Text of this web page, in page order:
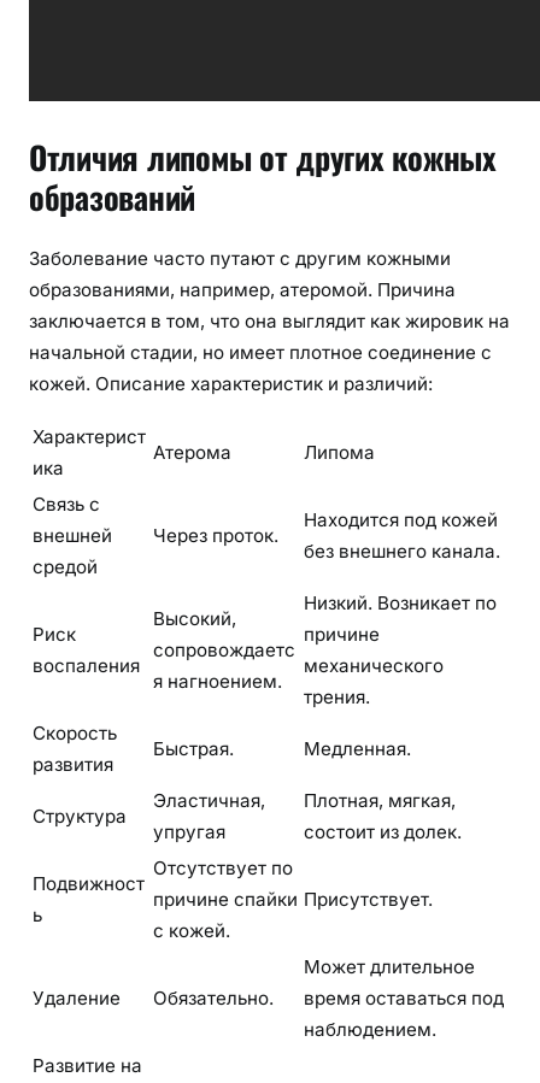
Отличия липомы от других кожных
образований
Заболевание часто путают с другим кожными
образованиями, например, атеромой. Причина
заключается в том, что она выглядит как жировик на
начальной стадии, но имеет плотное соединение с
кожей. Описание характеристик и различий:
Характерист
ика
Атерома Липома
Связь с
внешней
средой
Через проток.
Находится под кожей
без внешнего канала.
Риск
воспаления
Высокий,
сопровождаетс
я нагноением.
Низкий. Возникает по
причине
механического
трения.
Скорость
развития
Быстрая. Медленная.
Структура
Эластичная,
упругая
Плотная, мягкая,
состоит из долек.
Подвижност
ь
Отсутствует по
причине спайки
с кожей.
Присутствует.
Удаление Обязательно.
Может длительное
время оставаться под
наблюдением.
Развитие на